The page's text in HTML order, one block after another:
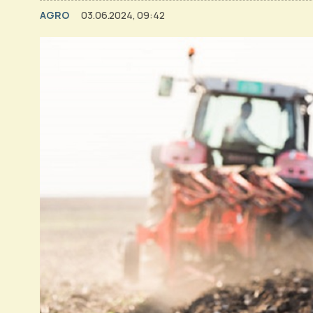
AGRO 03.06.2024, 09:42